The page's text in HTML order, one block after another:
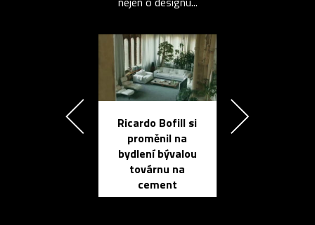
Ricardo Bofill si
proměnil na
bydlení bývalou
továrnu na
cement